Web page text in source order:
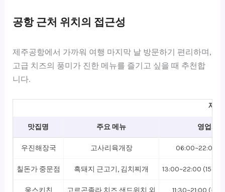
공항 근처 위치의 접근성
제주공항에서 가까워 여행 마지막 날 방문하기 편리하며,
고급 치즈의 풍미가 진한 메뉴를 즐기고 싶을 때 추천합
니다.
제
맛집명 주요 메뉴 영업시간
우진해장국 고사리육개장 06:00~22:00
칠돈가 중문점 흑돼지 근고기, 김치찌개 13:00~22:00
웅스키친 고르곤졸라 치즈 샌드위치 외 11:30~21:00 (수